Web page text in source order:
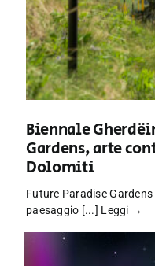
Biennale
Gardens, arte
Dolomiti
Future Paradise
paesaggio [...] Leggi →